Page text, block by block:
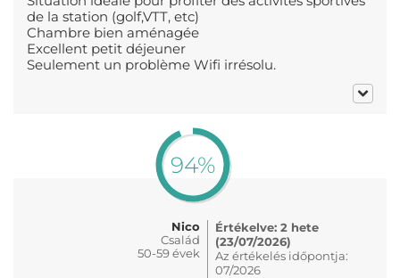
de la station (golf,VTT, etc)
Chambre bien aménagée
Excellent petit déjeuner
Seulement un problème Wifi irrésolu.
94%
Nico
Család
50-59 évek
Értékelve: 2 hete
(23/07/2026)
Az értékelés időpontja:
07/2026